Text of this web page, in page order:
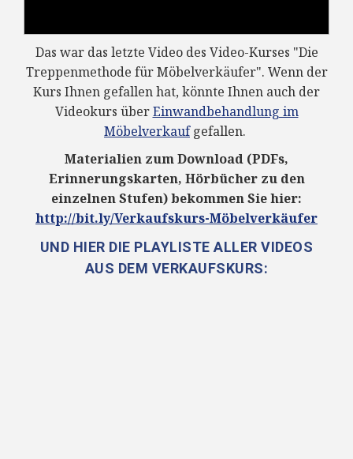
Das war das letzte Video des Video-Kurses "Die
Treppenmethode für Möbelverkäufer". Wenn der
Kurs Ihnen gefallen hat, könnte Ihnen auch der
Videokurs überEinwandbehandlung im
Möbelverkaufgefallen.
Materialien zum Download (PDFs,
Erinnerungskarten, Hörbücher zu den
einzelnen Stufen) bekommen Sie hier:
http://bit.ly/Verkaufskurs-Möbelverkäufer
UND HIER DIE PLAYLISTE ALLER VIDEOS
AUS DEM VERKAUFSKURS: